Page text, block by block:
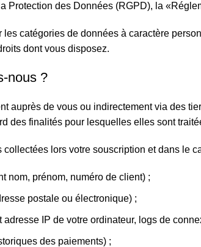
Protection des Données (RGPD), la
les catégories de données à caractère
dont vous disposez.
nous ?
auprès de vous ou indirectement via des
des finalités pour lesquelles elles sont
collectées lors votre souscription et dans le
nom, prénom, numéro de client) ;
postale ou électronique) ;
IP de votre ordinateur, logs de
des paiements) ;